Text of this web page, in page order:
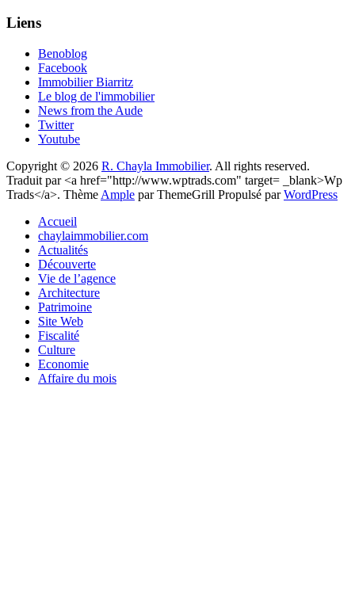
Liens
Benoblog
Facebook
Immobilier Biarritz
Le blog de l'immobilier
News from the Aude
Twitter
Youtube
Copyright © 2026 R. Chayla Immobilier. All rights reserved.
Traduit par <a href="http://www.wptrads.com" target= _blank>Wp
Trads</a>. Thème Ample par ThemeGrill Propulsé parWordPress
Accueil
chaylaimmobilier.com
Actualités
Découverte
Vie de l’agence
Architecture
Patrimoine
Site Web
Fiscalité
Culture
Economie
Affaire du mois